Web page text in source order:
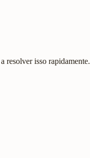
resolver isso rapidamente.